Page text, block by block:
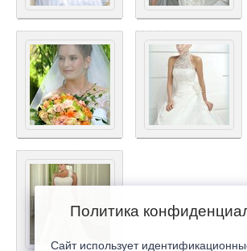
Политика
Сайт использует